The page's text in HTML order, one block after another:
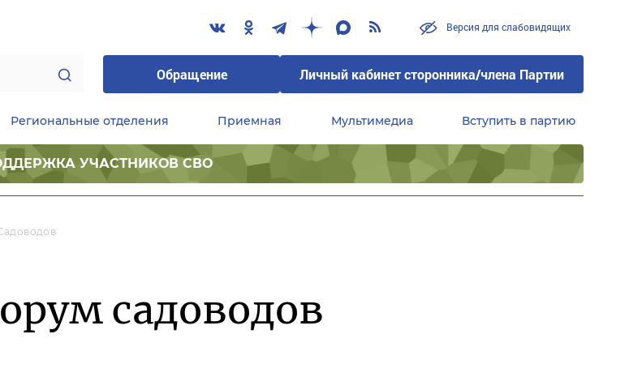
Версия для слабовидящих
Обращение Личный кабинет сторонника/члена Партии
Региональные отделения Приемная Мультимедиа Вступить в партию
УЧАСТНИКОВ СВО
садоводов